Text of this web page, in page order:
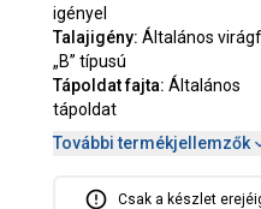
igényel
Talajigény: Általános
„B” típusú
Tápoldat fajta: Általános
tápoldat
További termékjellemzők
Csak a készlet